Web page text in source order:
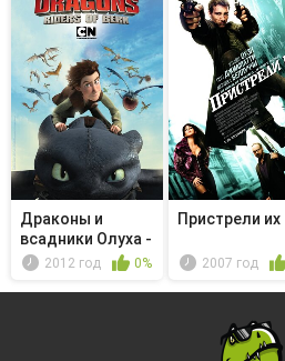
Драконы и
всадники Олуха -
Викинг в п...
2012 год 0%
Пристрели их
2007 год